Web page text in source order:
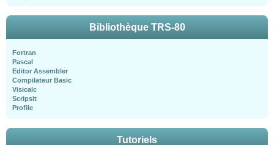
Bibliothèque TRS-80
Fortran
Pascal
Editor Assembler
Compilateur Basic
Visicalc
Scripsit
Profile
Tutoriels